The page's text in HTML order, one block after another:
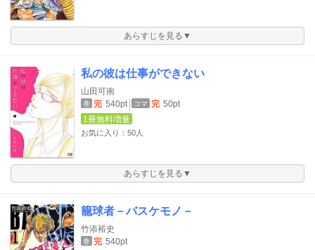
あらすじを見る▼
私の彼は仕事ができない
山田可南
巻 完 540pt コマ 完 50pt
1冊無料増量
お気に入り：50人
あらすじを見る▼
籠球者－バスケモノ－
竹添裕史
巻 完 540pt